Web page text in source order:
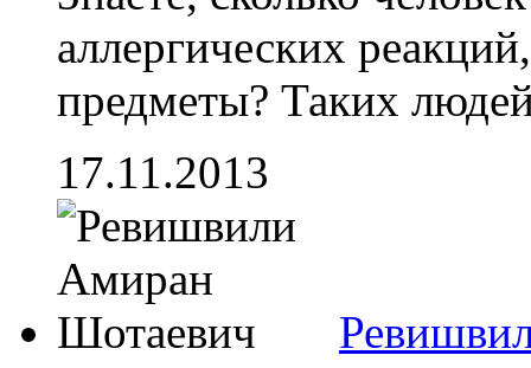
аллергических
предметы? Таких
17.11.2013